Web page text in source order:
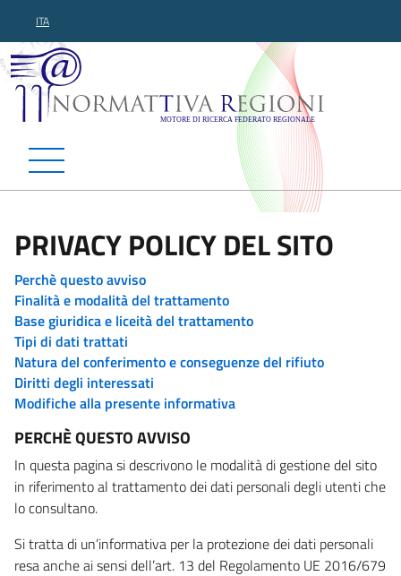
ITA
Normattiva Regioni -
PRIVACY POLICY DEL SITO
Perchè questo avviso
Finalità e modalità del trattamento
Base giuridica e liceità del trattamento
Tipi di dati trattati
Natura del conferimento e conseguenze del rifiuto
Diritti degli interessati
Modifiche alla presente informativa
PERCHÈ QUESTO AVVISO
In questa pagina si descrivono le modalità di gestione del sito
in riferimento al trattamento dei dati personali degli utenti che
lo consultano.
Si tratta di un’informativa per la protezione dei dati personali
resa anche ai sensi dell’art. 13 del Regolamento UE 2016/679